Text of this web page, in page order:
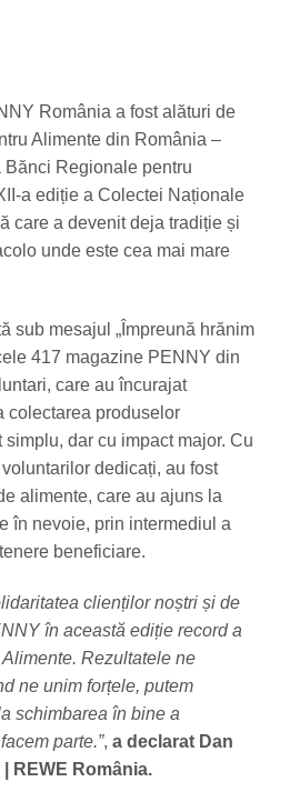
România a fost alături de
Alimente din România –
Regionale pentru
a ediție a Colectei Naționale
care a devenit deja tradiție și
unde este cea mai mare
sub mesajul „Împreună hrănim
417 magazine PENNY din
care au încurajat
colectarea produselor
dar cu impact major. Cu
dedicați, au fost
alimente, care au ajuns la
în nevoie, prin intermediul a
beneficiare.
clienților noștri și de
în această ediție record a
Rezultatele ne
ne unim forțele, putem
schimbarea în bine a
parte.”, a declarat Dan
REWE România.